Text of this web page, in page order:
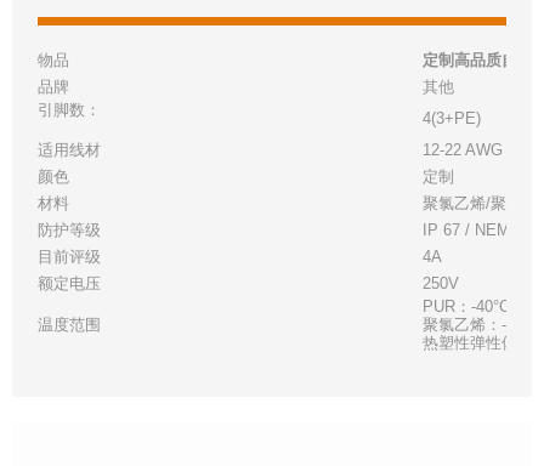
物品
定制高品质自行
品牌
其他
引脚数：
4(3+PE)
适用线材
12-22 AWG，搁
颜色
定制
材料
聚氯乙烯/聚氨酯
防护等级
IP 67 / NEMA 6P
目前评级
4A
额定电压
250V
温度范围
PUR：-40°C (-
聚氯乙烯：-
热塑性弹性体：-